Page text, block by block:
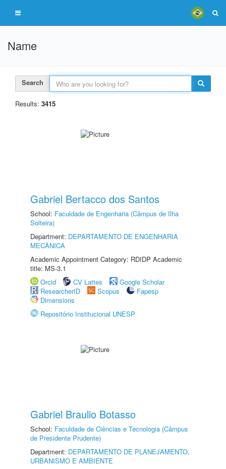
Name
Search
Results: 3415
Gabriel Bertacco dos Santos
School: Faculdade de Engenharia (Câmpus de Ilha
Solteira)
Department: DEPARTAMENTO DE ENGENHARIA
MECÂNICA
Academic Appointment Category: RDIDP Academic
title: MS-3.1
Orcid
CV Lattes
Google Scholar
ResearcherID
Scopus
Fapesp
Dimensions
Repositório Institucional UNESP
Gabriel Braulio Botasso
School: Faculdade de Ciências e Tecnologia (Câmpus
de Presidente Prudente)
Department: DEPARTAMENTO DE PLANEJAMENTO,
URBANISMO E AMBIENTE